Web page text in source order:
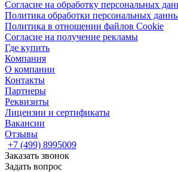
Согласие на обработку персональных
Политика обработки персональных
Политика в отношении файлов Cookie
Согласие на получение рекламы
Где купить
Компания
О компании
Контакты
Партнеры
Реквизиты
Лицензии и сертификаты
Вакансии
Отзывы
+7 (499) 8995009
Заказать звонок
Задать вопрос